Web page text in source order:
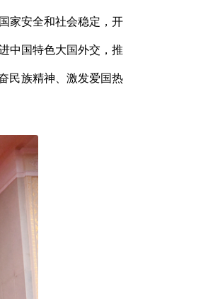
家安全和社会稳定，开
中国特色大国外交，推
民族精神、激发爱国热